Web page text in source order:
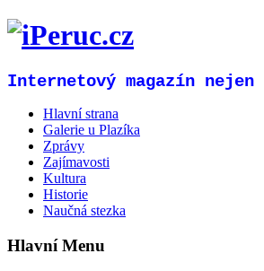
Internetový magazín nejen
Hlavní strana
Galerie u Plazíka
Zprávy
Zajímavosti
Kultura
Historie
Naučná stezka
Hlavní Menu